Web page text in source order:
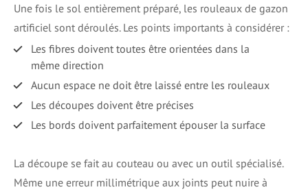
Une fois le sol entièrement préparé, les rouleaux de gazon
artificiel sont déroulés. Les points importants à considérer :
Les fibres doivent toutes être orientées dans la
même direction
Aucun espace ne doit être laissé entre les rouleaux
Les découpes doivent être précises
Les bords doivent parfaitement épouser la surface
La découpe se fait au couteau ou avec un outil spécialisé.
Même une erreur millimétrique aux joints peut nuire à